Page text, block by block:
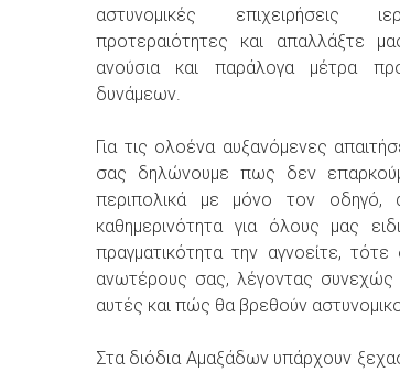
αστυνομικές επιχειρήσεις
προτεραιότητες και απαλλάξτε
ανούσια και παράλογα μέτρα
δυνάμεων.
Για τις ολοένα αυξανόμενες
σας δηλώνουμε πως δεν
περιπολικά με μόνο τον οδηγό,
καθημερινότητα για όλους μας
πραγματικότητα την αγνοείτε,
ανωτέρους σας, λέγοντας συνεχώς
αυτές και πώς θα βρεθούν
Στα διόδια Αμαξάδων υπάρχουν